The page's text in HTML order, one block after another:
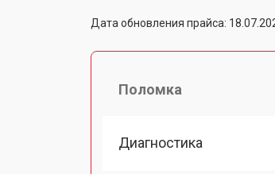
Дата обновления прайса:
Поломка
Диагностика